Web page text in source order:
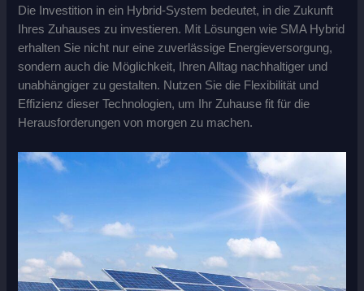
Die Investition in ein Hybrid-System bedeutet, in die Zukunft
Ihres Zuhauses zu investieren. Mit Lösungen wie SMA Hybrid
erhalten Sie nicht nur eine zuverlässige Energieversorgung,
sondern auch die Möglichkeit, Ihren Alltag nachhaltiger und
unabhängiger zu gestalten. Nutzen Sie die Flexibilität und
Effizienz dieser Technologien, um Ihr Zuhause fit für die
Herausforderungen von morgen zu machen.